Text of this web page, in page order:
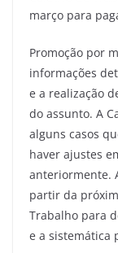
março para
Promoção por
informações
e a realização
do assunto. A
alguns casos
haver ajustes
anteriormente.
partir da
Trabalho para
e a sistemática